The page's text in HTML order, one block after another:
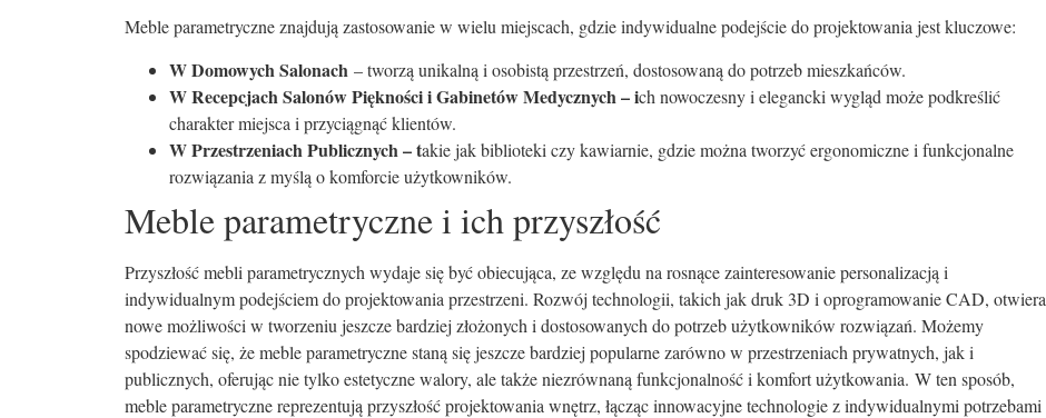
Meble parametryczne znajdują zastosowanie w wielu miejscach, gdzie indywidualne podejście do projektowania jest kluczowe:
W Domowych Salonach – tworzą unikalną i osobistą przestrzeń, dostosowaną do potrzeb mieszkańców.
W Recepcjach Salonów Piękności i Gabinetów Medycznych – ich nowoczesny i elegancki wygląd może podkreślić
charakter miejsca i przyciągnąć klientów.
W Przestrzeniach Publicznych – takie jak biblioteki czy kawiarnie, gdzie można tworzyć ergonomiczne i funkcjonalne
rozwiązania z myślą o komforcie użytkowników.
Meble parametryczne i ich przyszłość
Przyszłość mebli parametrycznych wydaje się być obiecująca, ze względu na rosnące zainteresowanie personalizacją i
indywidualnym podejściem do projektowania przestrzeni. Rozwój technologii, takich jak druk 3D i oprogramowanie CAD, otwiera
nowe możliwości w tworzeniu jeszcze bardziej złożonych i dostosowanych do potrzeb użytkowników rozwiązań. Możemy
spodziewać się, że meble parametryczne staną się jeszcze bardziej popularne zarówno w przestrzeniach prywatnych, jak i
publicznych, oferując nie tylko estetyczne walory, ale także niezrównaną funkcjonalność i komfort użytkowania. W ten sposób,
meble parametryczne reprezentują przyszłość projektowania wnętrz, łącząc innowacyjne technologie z indywidualnymi potrzebami